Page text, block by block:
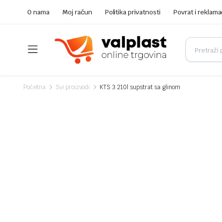
O nama Moj račun Politika privatnosti Povrat i
Početna Svi proizvodi KTS 3 210l supstrat sa glinom